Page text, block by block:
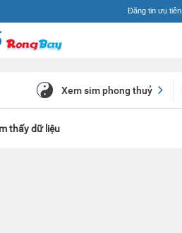
Đăng tin ưu tiên
Xem sim phong thuỷ
thấy dữ liệu